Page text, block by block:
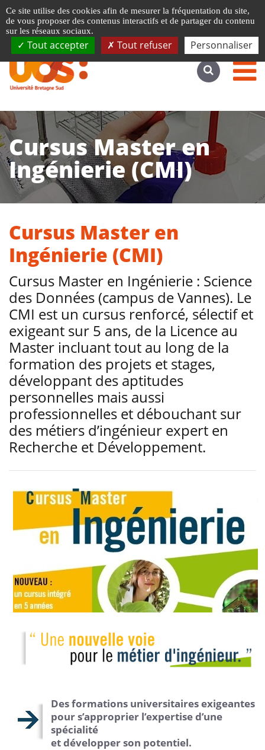
Accéder au site complet
Cursus Master en
Ingénierie (CMI)
Cursus Master en
Ingénierie (CMI)
Cursus Master en Ingénierie : Science
des Données (campus de Vannes). Le
CMI est un cursus renforcé, sélectif et
exigeant sur 5 ans, de la Licence au
Master incluant tout au long de la
formation des projets et stages,
développant des aptitudes
personnelles mais aussi
professionnelles et débouchant sur
des métiers d’ingénieur expert en
Recherche et Développement.
Des formations universitaires exigeantes
pour s’approprier l’expertise d’une
spécialité
et développer son potentiel.
Ce site utilise des cookies afin de mesurer la fréquentation du site,
de vous proposer des contenus interactifs et de partager du contenu
sur les réseaux sociaux.
Tout accepter Tout refuser Personnaliser